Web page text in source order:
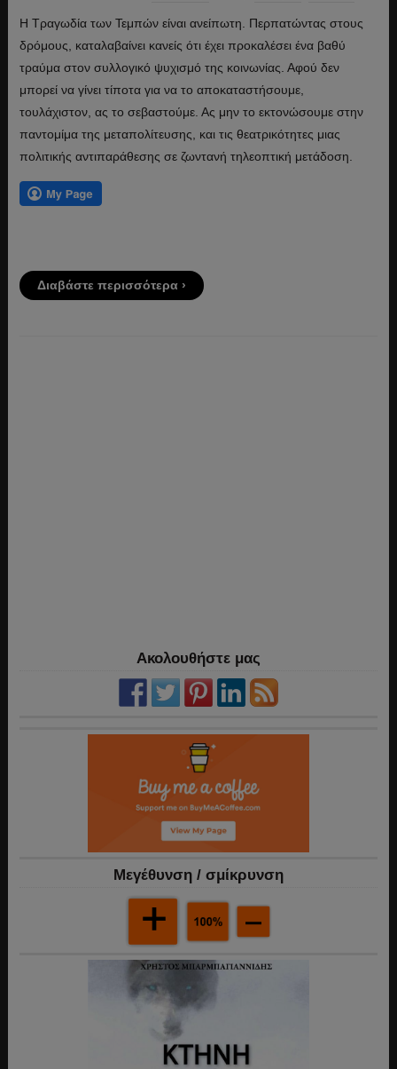
Η Τραγωδία των Τεμπών είναι ανείπωτη. Περπατώντας στους
δρόμους, καταλαβαίνει κανείς ότι έχει προκαλέσει ένα βαθύ
τραύμα στον συλλογικό ψυχισμό της κοινωνίας. Αφού δεν
μπορεί να γίνει τίποτα για να το αποκαταστήσουμε,
τουλάχιστον, ας το σεβαστούμε. Ας μην το εκτονώσουμε στην
παντομίμα της μεταπολίτευσης, και τις θεατρικότητες μιας
πολιτικής αντιπαράθεσης σε ζωντανή τηλεοπτική μετάδοση.
Διαβάστε περισσότερα ›
Ακολουθήστε μας
Mεγέθυνση / σμίκρυνση